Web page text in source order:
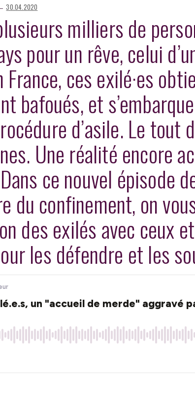
– 30.04.2020
milliers de
pour un rêve, celui
ces exilé·es
bafoués, et
d’asile. Le tout
Une réalité encore
ce nouvel épisode
du confinement, on
des exilés avec ceux
les défendre et les